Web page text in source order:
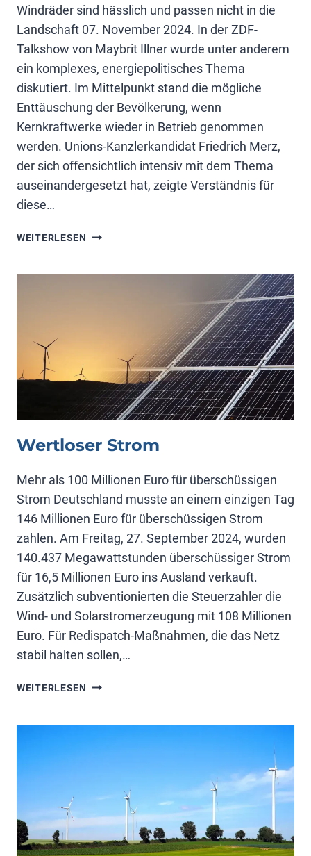
Windräder sind hässlich und passen nicht in die
Landschaft 07. November 2024. In der ZDF-
Talkshow von Maybrit Illner wurde unter anderem
ein komplexes, energiepolitisches Thema
diskutiert. Im Mittelpunkt stand die mögliche
Enttäuschung der Bevölkerung, wenn
Kernkraftwerke wieder in Betrieb genommen
werden. Unions-Kanzlerkandidat Friedrich Merz,
der sich offensichtlich intensiv mit dem Thema
auseinandergesetzt hat, zeigte Verständnis für
diese…
WEITERLESEN WINDRÄDER
Wertloser Strom
Mehr als 100 Millionen Euro für überschüssigen
Strom Deutschland musste an einem einzigen Tag
146 Millionen Euro für überschüssigen Strom
zahlen. Am Freitag, 27. September 2024, wurden
140.437 Megawattstunden überschüssiger Strom
für 16,5 Millionen Euro ins Ausland verkauft.
Zusätzlich subventionierten die Steuerzahler die
Wind- und Solarstromerzeugung mit 108 Millionen
Euro. Für Redispatch-Maßnahmen, die das Netz
stabil halten sollen,…
WEITERLESEN WERTLOSER